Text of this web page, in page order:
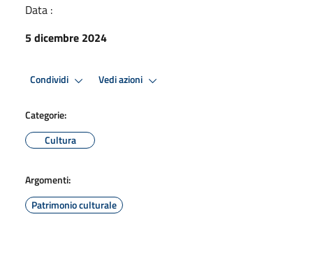
Data :
5 dicembre 2024
Condividi Vedi azioni
Categorie:
Cultura
Argomenti:
Patrimonio culturale